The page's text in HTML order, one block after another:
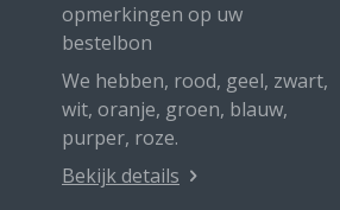
opmerkingen op uw
bestelbon
We hebben, rood, geel, zwart,
wit, oranje, groen, blauw,
purper, roze.
Bekijk details